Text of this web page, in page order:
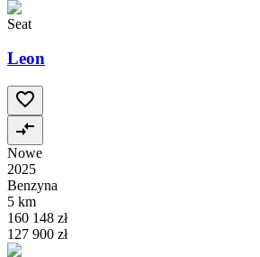
Seat
Leon
Nowe
2025
Benzyna
5 km
160 148 zł
127 900 zł